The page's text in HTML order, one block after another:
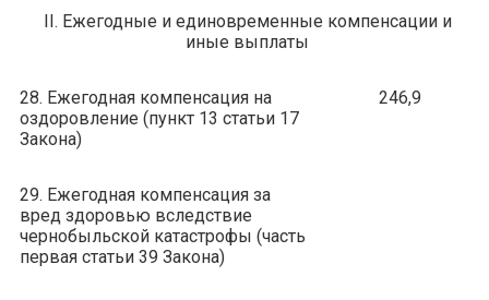
II. Ежегодные и единовременные компенсации и
иные выплаты
28. Ежегодная компенсация на
оздоровление (пункт 13 статьи 17
Закона)
246,9
29. Ежегодная компенсация за
вред здоровью вследствие
чернобыльской катастрофы (часть
первая статьи 39 Закона)